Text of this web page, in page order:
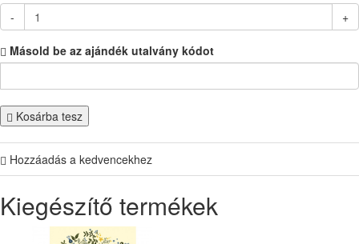
-
+
Másold be az ajándék utalvány kódot
Kosárba tesz
Hozzáadás a kedvencekhez
Kiegészítő termékek